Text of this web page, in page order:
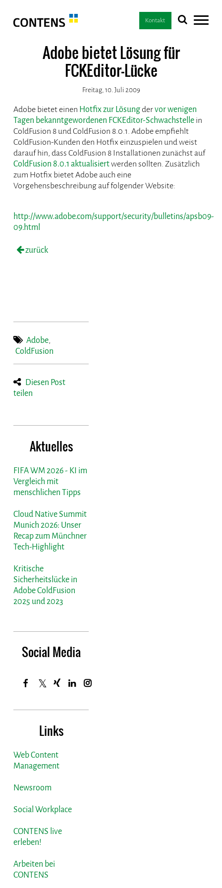
Kontakt
Adobe bietet Lösung für
FCKEditor-Lücke
Freitag, 10. Juli 2009
Adobe bietet einen Hotfix zur Lösungdervor wenigen
Tagen bekanntgewordenen FCKEditor-Schwachstellein
ColdFusion 8 und ColdFusion 8.0.1. Adobe empfiehlt
ColdFusion-Kunden den Hotfix einzuspielen und weist
darauf hin, dass ColdFusion 8 Installationen zunächst auf
ColdFusion 8.0.1 aktualisiertwerden sollten. Zusätzlich
zum Hotfix bietet Adobe auch eine
Vorgehensbeschreibung auf folgender Website:
http://www.adobe.com/support/security/bulletins/apsb09-
09.html
zurück
Adobe,
ColdFusion
Diesen Post
teilen
Aktuelles
FIFA WM 2026 - KI im
Vergleich mit
menschlichen Tipps
Cloud Native Summit
Munich 2026: Unser
Recap zum Münchner
Tech-Highlight
Kritische
Sicherheitslücke in
Adobe ColdFusion
2025 und 2023
Social Media
Links
Web Content
Management
Newsroom
Social Workplace
CONTENS live
erleben!
Arbeiten bei
CONTENS